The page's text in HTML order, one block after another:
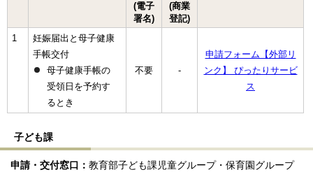
(電子
署名)
(商業
登記)
1
妊娠届出と母子健康
手帳交付
母子健康手帳の
受領日を予約す
るとき
不要 -
申請フォーム【外部リ
ンク】 ぴったりサービ
ス
子ども課
申請・交付窓口： 教育部子ども課児童グループ・保育園グループ